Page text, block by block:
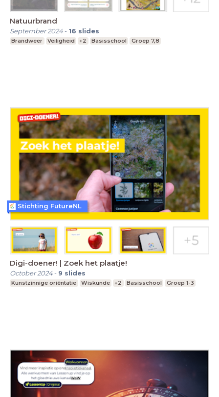
Natuurbrand
September 2024- 16 slides
Brandweer Veiligheid +2 Basisschool Groep 7,8
Digi-doener! | Zoek het plaatje!
October 2024- 9 slides
Kunstzinnige oriëntatie Wiskunde +2 Basisschool Groep 1-3
Stichting FutureNL